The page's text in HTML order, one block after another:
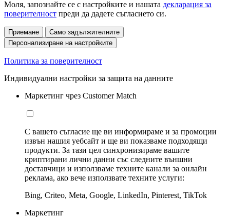
Моля, запознайте се с настройките и нашата декларация за
поверителност преди да дадете съгласието си.
Приемане
Само задължителните
Персонализиране на настройките
Политика за поверителност
Индивидуални настройки за защита на данните
Маркетинг чрез Customer Match
С вашето съгласие ще ви информираме и за промоции
извън нашия уебсайт и ще ви показваме подходящи
продукти. За тази цел синхронизираме вашите
криптирани лични данни със следните външни
доставчици и използваме техните канали за онлайн
реклама, ако вече използвате техните услуги:
Bing, Criteo, Meta, Google, LinkedIn, Pinterest, TikTok
Маркетинг